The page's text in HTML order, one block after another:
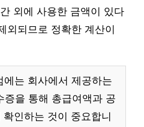
외에 사용한 금액이 있다
외되므로 정확한 계산이
에는 회사에서 제공하는
증을 통해 총급여액과 공
인하는 것이 중요합니